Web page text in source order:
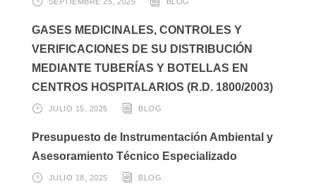
GASES MEDICINALES, CONTROLES Y
VERIFICACIONES DE SU DISTRIBUCIÓN
MEDIANTE TUBERÍAS Y BOTELLAS EN
CENTROS HOSPITALARIOS (R.D. 1800/2003)
JULIO 15, 2025 BLOG
Presupuesto de Instrumentación Ambiental y
Asesoramiento Técnico Especializado
JULIO 18, 2025 BLOG